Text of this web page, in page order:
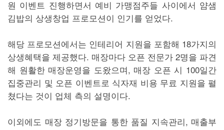
원 이벤트 진행하면서 예비 가맹점주들 사이에서 얌샘
김밥의 상생창업 프로모션이 인기를 얻었다.
해당 프로모션에서는 인테리어 지원을 포함해 18가지의
상생혜택을 제공했다. 매장마다 오픈 전문가 2명을 파견
해 원활한 매장운영을 도왔으며, 매장 오픈 시 100일간
집중관리 및 오픈 이벤트로 식자재 비용 무료 지원을 펼
쳤다는 것이 업체 측의 설명이다.
이외에도 매장 정기방문을 통한 품질 지속관리, 매출부